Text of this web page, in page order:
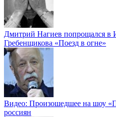
Дмитрий Нагиев попрощался в
Гребенщикова «Поезд в огне»
Видео: Произошедшее на шоу
россиян